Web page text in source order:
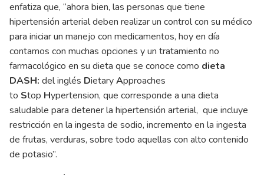
enfatiza que, “ahora bien, las personas que tiene
hipertensión arterial deben realizar un control con su médico
para iniciar un manejo con medicamentos, hoy en día
contamos con muchas opciones y un tratamiento no
farmacológico en su dieta que se conoce como dieta
DASH: del inglés DietaryApproaches
to Stop Hypertension, que corresponde a una dieta
saludable para detener la hipertensión arterial, que incluye
restricción en la ingesta de sodio, incremento en la ingesta
de frutas, verduras, sobre todo aquellas con alto contenido
de potasio”.